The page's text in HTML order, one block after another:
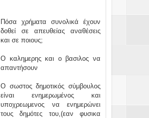
Πόσα χρήματα συνολικά έχουν
δοθεί σε απευθείας αναθέσεις
και σε ποιους;
Ο καλημερης και ο βασιλος να
απαντήσουν
Ο σωστος δημοτικός σύμβουλος
είναι ενημερωμένος και
υποχρεωμενος να ενημερώνει
τους δημότες του,(εαν φυσικα